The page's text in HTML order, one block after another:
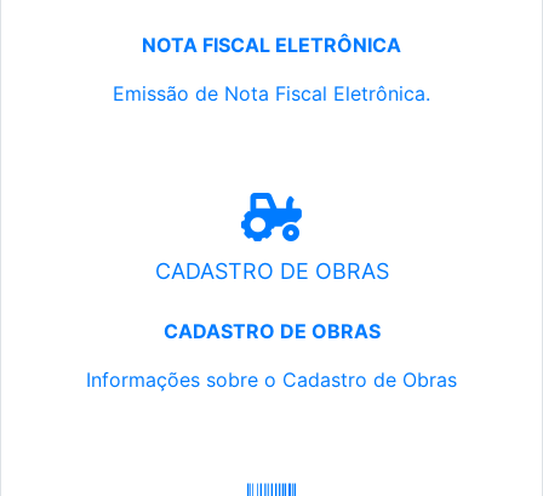
NOTA FISCAL ELETRÔNICA
Emissão de Nota Fiscal Eletrônica.
CADASTRO DE OBRAS
CADASTRO DE OBRAS
Informações sobre o Cadastro de Obras